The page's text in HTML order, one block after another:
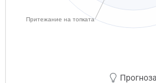
Прогноза